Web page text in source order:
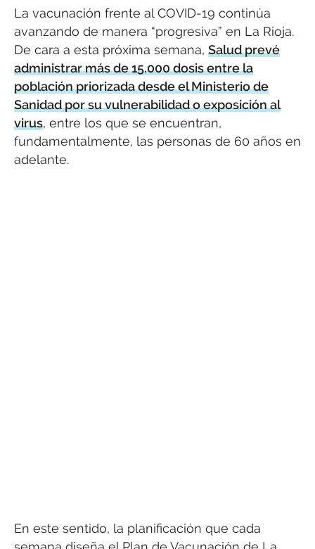
La vacunación frente al COVID-19 continúa
avanzando de manera “progresiva” en La Rioja.
De cara a esta próxima semana, Salud prevé
administrar más de 15.000 dosis entre la
población priorizada desde el Ministerio de
Sanidad por su vulnerabilidad o exposición al
virus, entre los que se encuentran,
fundamentalmente, las personas de 60 años en
adelante.
En este sentido, la planificación que cada